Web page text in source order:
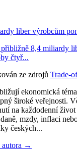
liber výrobcům
8,4 miliardy
čtyř...
ze zdrojů Trade-
ekonomická
široké veřejnosti.
na každodenní
mzdy, inflaci
českých...
autora →